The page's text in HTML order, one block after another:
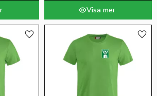
Lägg till i favoriter